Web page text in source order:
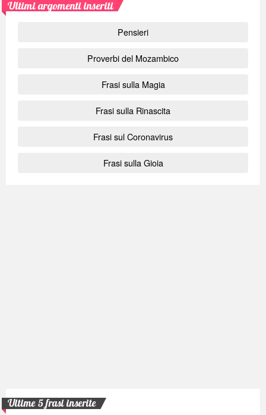
Ultimi argomenti inseriti
Pensieri
Proverbi del Mozambico
Frasi sulla Magia
Frasi sulla Rinascita
Frasi sul Coronavirus
Frasi sulla Gioia
Ultime 5 frasi inserite